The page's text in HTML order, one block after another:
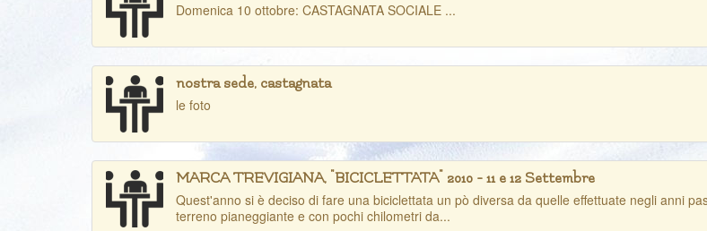
Domenica 10 ottobre: CASTAGNATA SOCIALE ...
nostra sede, castagnata
le foto
MARCA TREVIGIANA, "BICICLETTATA" 2010 - 11 e 12 Settembre
Quest'anno si è deciso di fare una biciclettata un pò diversa da quelle effettuate negli anni
terreno pianeggiante e con pochi chilometri da...